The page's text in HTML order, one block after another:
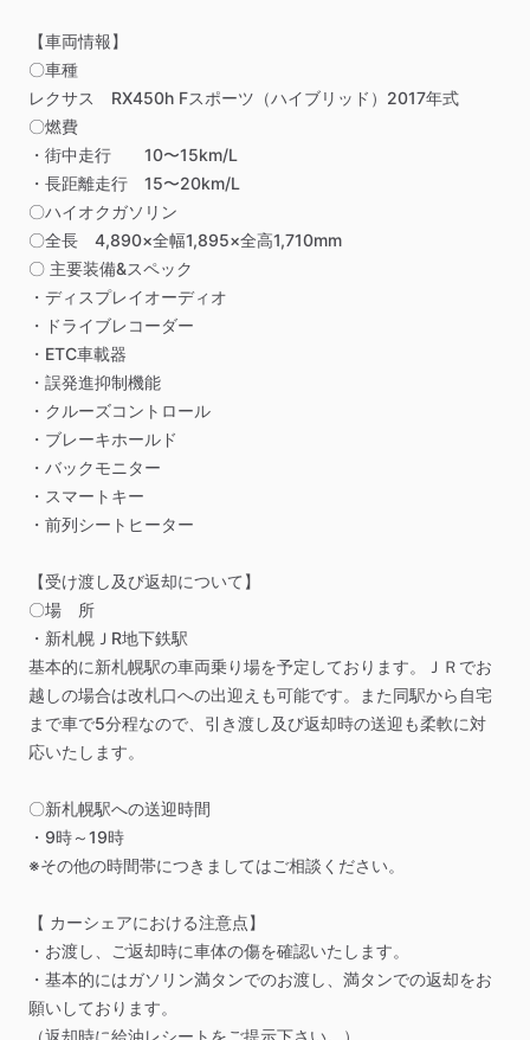
【車両情報】
〇車種
レクサス
RX450h Fスポーツ（ハイブリッド）2017年式
〇燃費
・街中走行
10〜15km​/​L
・長距離走行
15〜20km​/​L
〇ハイオクガソリン
〇全長
4,890×全幅1,895×全高1,710mm
〇 主要装備&スペック
・ディスプレイオーディオ
・ドライブレコーダー
・ETC車載器
・誤発進抑制機能
・クルーズコントロール
・ブレーキホールド
・バックモニター
・スマートキー
・前列シートヒーター
【受け渡し及び返却について】
〇場
所
・新札幌ＪR地下鉄駅
基本的に新札幌駅の車両乗り場を予定しております。ＪＲでお
越しの場合は改札口への出迎えも可能です。また同駅から自宅
まで車で5分程なので、引き渡し及び返却時の送迎も柔軟に対
応いたします。
〇新札幌駅への送迎時間
・9時～19時
※その他の時間帯につきましてはご相談ください。
【 カーシェアにおける注意点】
・お渡し、ご返却時に車体の傷を確認いたします。
・基本的にはガソリン満タンでのお渡し、満タンでの返却をお
願いしております。
（返却時に給油レシートをご提示下さい。）